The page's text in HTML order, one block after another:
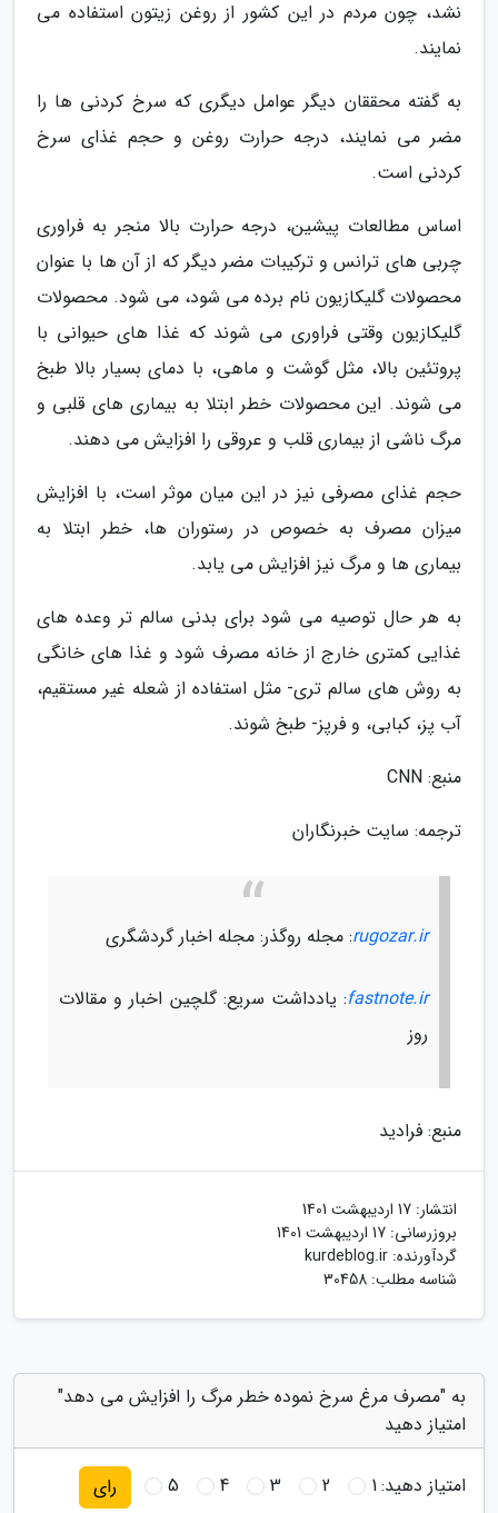
نشد، چون مردم در این کشور از روغن زیتون استفاده می
نمایند.
به گفته محققان دیگر عوامل دیگری که سرخ کردنی ها را
مضر می نمایند، درجه حرارت روغن و حجم غذای سرخ
کردنی است.
اساس مطالعات پیشین، درجه حرارت بالا منجر به فراوری
چربی های ترانس و ترکیبات مضر دیگر که از آن ها با عنوان
محصولات گلیکازیون نام برده می شود، می شود. محصولات
گلیکازیون وقتی فراوری می شوند که غذا های حیوانی با
پروتئین بالا، مثل گوشت و ماهی، با دمای بسیار بالا طبخ
می شوند. این محصولات خطر ابتلا به بیماری های قلبی و
مرگ ناشی از بیماری قلب و عروقی را افزایش می دهند.
حجم غذای مصرفی نیز در این میان موثر است، با افزایش
میزان مصرف به خصوص در رستوران ها، خطر ابتلا به
بیماری ها و مرگ نیز افزایش می یابد.
به هر حال توصیه می شود برای بدنی سالم تر وعده های
غذایی کمتری خارج از خانه مصرف شود و غذا های خانگی
به روش های سالم تری- مثل استفاده از شعله غیر مستقیم،
آب پز، کبابی، و فرپز- طبخ شوند.
منبع: CNN
ترجمه: سایت خبرنگاران
rugozar.ir: مجله روگذر: مجله اخبار گردشگری
fastnote.ir: یادداشت سریع: گلچین اخبار و مقالات
روز
منبع: فرادید
انتشار: 17 اردیبهشت 1401
بروزرسانی: 17 اردیبهشت 1401
گردآورنده: kurdeblog.ir
شناسه مطلب: 30458
به "مصرف مرغ سرخ نموده خطر مرگ را افزایش می دهد"
امتیاز دهید
امتیاز دهید:1
2
3
4
5 رای